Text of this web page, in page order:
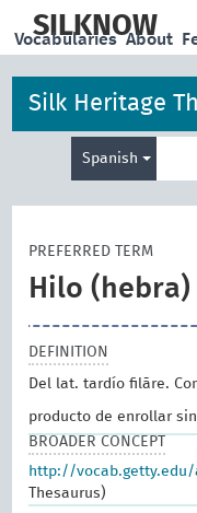
main
SILKNOW
Vocabularies About
Silk Heritage
Spanish
PREFERRED TERM
Hilo (hebra)
DEFINITION
Del lat. tardío filāre.
producto de enrollar
BROADER CONCEPT
http://vocab.getty.edu/
Thesaurus)